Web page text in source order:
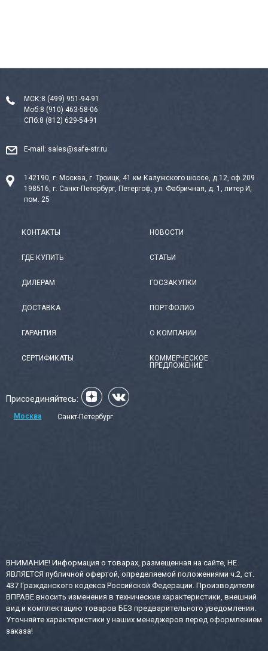
МСК:8 (499) 951-94-91
Моб:8 (910) 463-58-06
СПб:8 (812) 629-54-91
E-mail: sales@safe-str.ru
142190, г. Москва, г. Троицк, 41 км Калужского шоссе, д.12, оф.209
198516, г. Санкт-Петербург, Петергоф, ул. Фабричная, д. 1, литер И,
пом. 25
КОНТАКТЫ
ГДЕ КУПИТЬ
ДИЛЕРАМ
ДОСТАВКА
ГАРАНТИЯ
СЕРТИФИКАТЫ
НОВОСТИ
СТАТЬИ
ГОСЗАКУПКИ
ПОРТФОЛИО
О КОМПАНИИ
КОММЕРЧЕСКОЕ
ПРЕДЛОЖЕНИЕ
Присоединяйтесь:
Москва Санкт-Петербург
ВНИМАНИЕ! Информация о товарах, размещенная на сайте, НЕ
ЯВЛЯЕТСЯ публичной офертой, определяемой положениями ч.2, ст.
437 Гражданского кодекса Российской Федерации. Производители
ВПРАВЕ вносить изменения в технические характеристики, внешний
вид и комплектацию товаров БЕЗ предварительного уведомления.
Уточняйте характеристики у наших менеджеров перед оформлением
заказа!